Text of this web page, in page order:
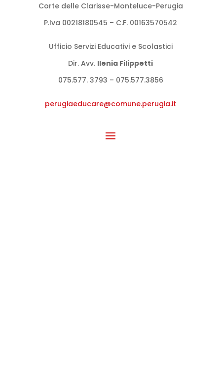
Corte delle Clarisse-Monteluce-Perugia
P.lva 00218180545 – C.F. 00163570542
Ufficio Servizi Educativi e Scolastici
Dir. Avv. llenia Filippetti
075.577. 3793 – 075.577.3856
perugiaeducare@comune.perugia.it